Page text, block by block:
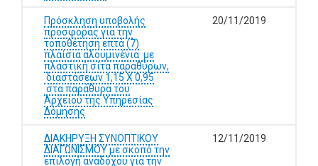
Πρόσκληση υποβολής
προσφοράς για την
τοποθέτηση επτά (7)
πλαίσια αλουμινένια με
πλαστική σίτα παραθύρων,
διαστάσεων 1,15 Χ 0,95
στα παράθυρα του
Αρχείου της Υπηρεσίας
Δόμησης
20/11/2019
ΔΙΑΚΗΡΥΞΗ ΣΥΝΟΠΤΙΚΟΥ
ΔΙΑΓΩΝΙΣΜΟΥ με σκοπό την
επιλογή αναδόχου για την
12/11/2019